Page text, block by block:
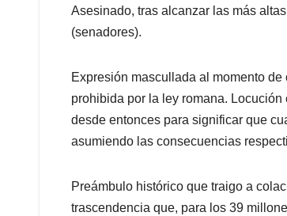
p
p
o
k
I
s
Asesinado, tras alcanzar las más
(senadores).
Expresión mascullada al momento
prohibida por la ley romana.
desde entonces para significar que
asumiendo las consecuencias
Preámbulo histórico que traigo a
trascendencia que, para los 39